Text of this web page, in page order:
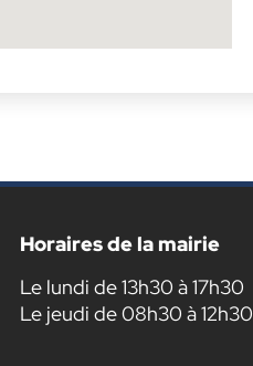
Horaires de la mairie
Le lundi de 13h30 à 17h30
Le jeudi de 08h30 à 12h30